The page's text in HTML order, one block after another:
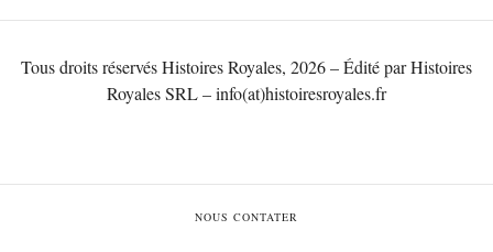
Tous droits réservés Histoires Royales, 2026 – Édité par Histoires
Royales SRL – info(at)histoiresroyales.fr
NOUS CONTATER